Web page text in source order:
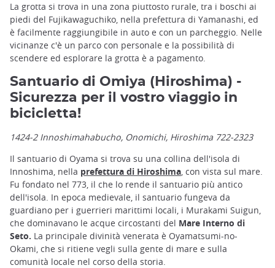
La grotta si trova in una zona piuttosto rurale, tra i boschi ai
piedi del Fujikawaguchiko, nella prefettura di Yamanashi, ed
è facilmente raggiungibile in auto e con un parcheggio. Nelle
vicinanze c'è un parco con personale e la possibilità di
scendere ed esplorare la grotta è a pagamento.
Santuario di Omiya (Hiroshima) -
Sicurezza per il vostro viaggio in
bicicletta!
1424-2 Innoshimahabucho, Onomichi, Hiroshima 722-2323
Il santuario di Oyama si trova su una collina dell'isola di
Innoshima, nella prefettura di Hiroshima , con vista sul mare.
Fu fondato nel 773, il che lo rende il santuario più antico
dell'isola. In epoca medievale, il santuario fungeva da
guardiano per i guerrieri marittimi locali, i Murakami Suigun,
che dominavano le acque circostanti del Mare Interno di
Seto. La principale divinità venerata è Oyamatsumi-no-
Okami, che si ritiene vegli sulla gente di mare e sulla
comunità locale nel corso della storia.